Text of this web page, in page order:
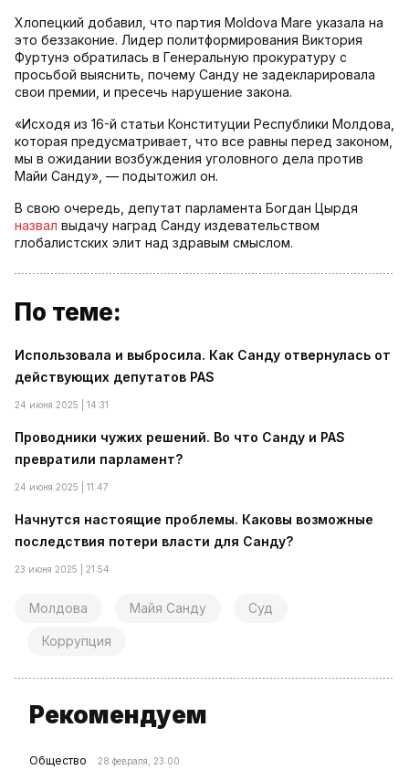
Хлопецкий добавил, что партия Moldova Mare указала на
это беззаконие. Лидер политформирования Виктория
Фуртунэ обратилась в Генеральную прокуратуру с
просьбой выяснить, почему Санду не задекларировала
свои премии, и пресечь нарушение закона.
«Исходя из 16-й статьи Конституции Республики Молдова,
которая предусматривает, что все равны перед законом,
мы в ожидании возбуждения уголовного дела против
Майи Санду», — подытожил он.
В свою очередь, депутат парламента Богдан Цырдя
назвал выдачу наград Санду издевательством
глобалистских элит над здравым смыслом.
По теме:
Использовала и выбросила. Как Санду отвернулась от
действующих депутатов PAS
24 июня 2025 | 14:31
Проводники чужих решений. Во что Санду и PAS
превратили парламент?
24 июня 2025 | 11:47
Начнутся настоящие проблемы. Каковы возможные
последствия потери власти для Санду?
23 июня 2025 | 21:54
Молдова Майя Санду Суд
Коррупция
Рекомендуем
Общество 28 февраля, 23:00